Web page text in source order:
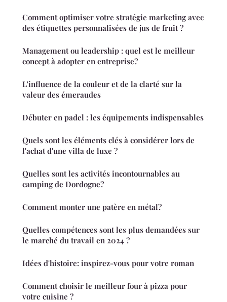
Comment optimiser votre stratégie marketing avec
des étiquettes personnalisées de jus de fruit ?
Management ou leadership : quel est le meilleur
concept à adopter en entreprise?
L'influence de la couleur et de la clarté sur la
valeur des émeraudes
Débuter en padel : les équipements indispensables
Quels sont les éléments clés à considérer lors de
l'achat d'une villa de luxe ?
Quelles sont les activités incontournables au
camping de Dordogne?
Comment monter une patère en métal?
Quelles compétences sont les plus demandées sur
le marché du travail en 2024 ?
Idées d'histoire: inspirez-vous pour votre roman
Comment choisir le meilleur four à pizza pour
votre cuisine ?